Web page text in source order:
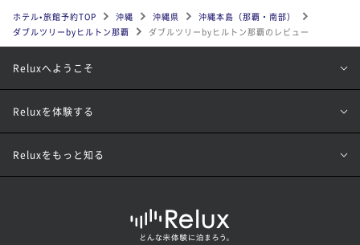
ホテル•旅館予約TOP 沖縄 沖縄県
沖縄本島（那覇・南部）
ダブルツリーbyヒルトン那覇
ダブルツリーbyヒルトン那覇のレビュー
Reluxへようこそ
Reluxを体験する
Reluxをもっと知る